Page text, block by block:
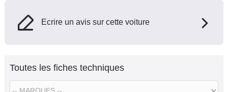
Ecrire un avis sur cette voiture
Toutes les fiches techniques